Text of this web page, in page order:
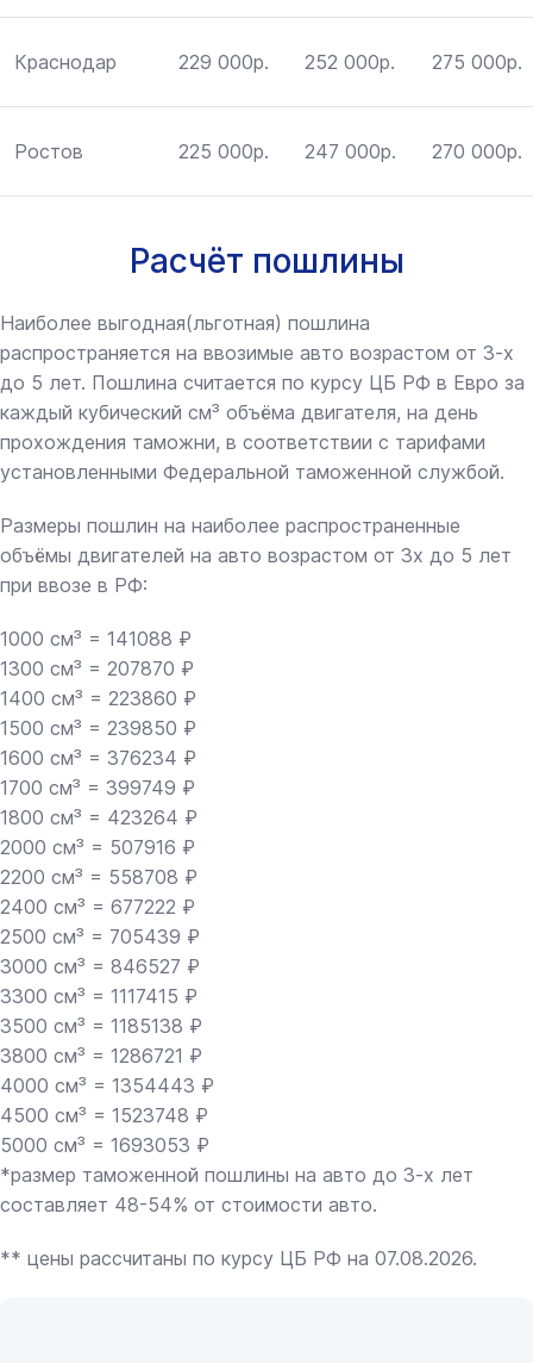
Краснодар 229 000р. 252 000р. 275 000р.
Ростов 225 000р. 247 000р. 270 000р.
Расчёт пошлины
Наиболее выгодная(льготная) пошлина
распространяется на ввозимые авто возрастом от 3-х
до 5 лет. Пошлина считается по курсу ЦБ РФ в Евро за
каждый кубический см³ объёма двигателя, на день
прохождения таможни, в соответствии с тарифами
установленными Федеральной таможенной службой.
Размеры пошлин на наиболее распространенные
объёмы двигателей на авто возрастом от 3х до 5 лет
при ввозе в РФ:
1000 см³ = 141088 ₽
1300 см³ = 207870 ₽
1400 см³ = 223860 ₽
1500 см³ = 239850 ₽
1600 см³ = 376234 ₽
1700 см³ = 399749 ₽
1800 см³ = 423264 ₽
2000 см³ = 507916 ₽
2200 см³ = 558708 ₽
2400 см³ = 677222 ₽
2500 см³ = 705439 ₽
3000 см³ = 846527 ₽
3300 см³ = 1117415 ₽
3500 см³ = 1185138 ₽
3800 см³ = 1286721 ₽
4000 см³ = 1354443 ₽
4500 см³ = 1523748 ₽
5000 см³ = 1693053 ₽
*размер таможенной пошлины на авто до 3-х лет
составляет 48-54% от стоимости авто.
** цены рассчитаны по курсу ЦБ РФ на 07.08.2026.